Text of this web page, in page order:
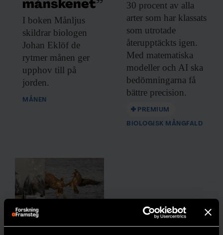
F&F I DIN MEJLBOX!
Håll dig uppdaterad med
F&F:s nyhetsbrev!
Beställ nyhetsbrev
månskenet”
I boken Månljus
skildrar biologen
Johan Eklöf de
rytmer månen ger
upphov till på
jorden.
MÅNEN
30 procent av alla
arter som har klassats
som utrotade
återupptäckts igen.
Med matematiska
modeller och AI ska
bedömningarna få
bättre precision.
PREMIUM
BIOLOGISK MÅNGFALD
Nytt